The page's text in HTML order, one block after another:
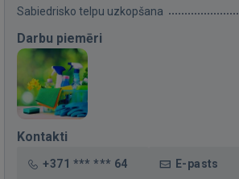
Sabiedrisko telpu uzkopšana
Darbu piemēri
Kontakti
+371 *** *** 64 E-pasts